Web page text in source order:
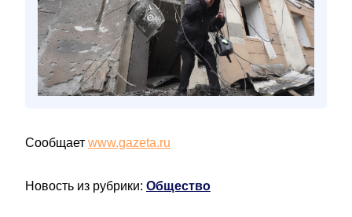
Сообщает www.gazeta.ru
Новость из рубрики: Общество